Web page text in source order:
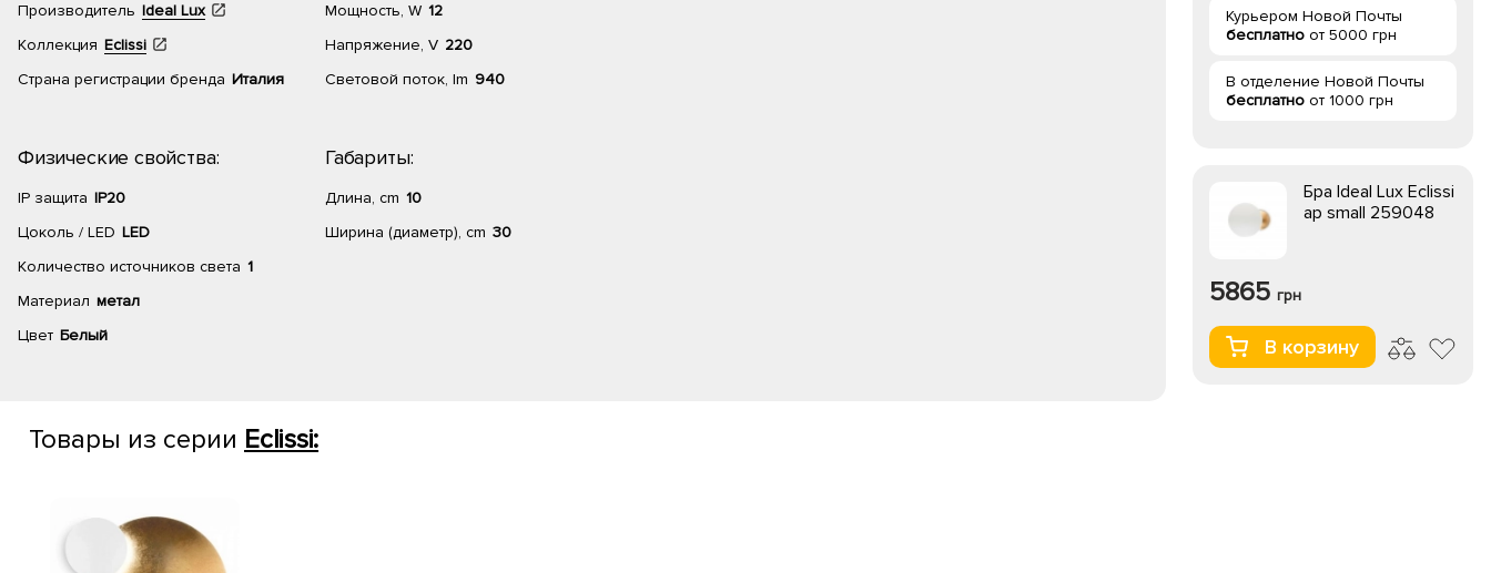
Производитель Ideal Lux
Коллекция Eclissi
Страна регистрации бренда Италия
Физические свойства:
IP защита IP20
Цоколь / LED LED
Количество источников света 1
Материал метал
Цвет Белый
Мощность, W 12
Напряжение, V 220
Световой поток, lm 940
Габариты:
Длина, cm 10
Ширина (диаметр), cm 30
Товары из серии Eclissi:
Курьером Новой Почты
бесплатно от 5000 грн
В отделение Новой Почты
бесплатно от 1000 грн
Бра Ideal Lux Eclissi
ap small 259048
5865 грн
В корзину